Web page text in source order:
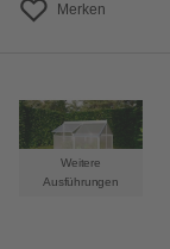
Merken
Weitere
Ausführungen